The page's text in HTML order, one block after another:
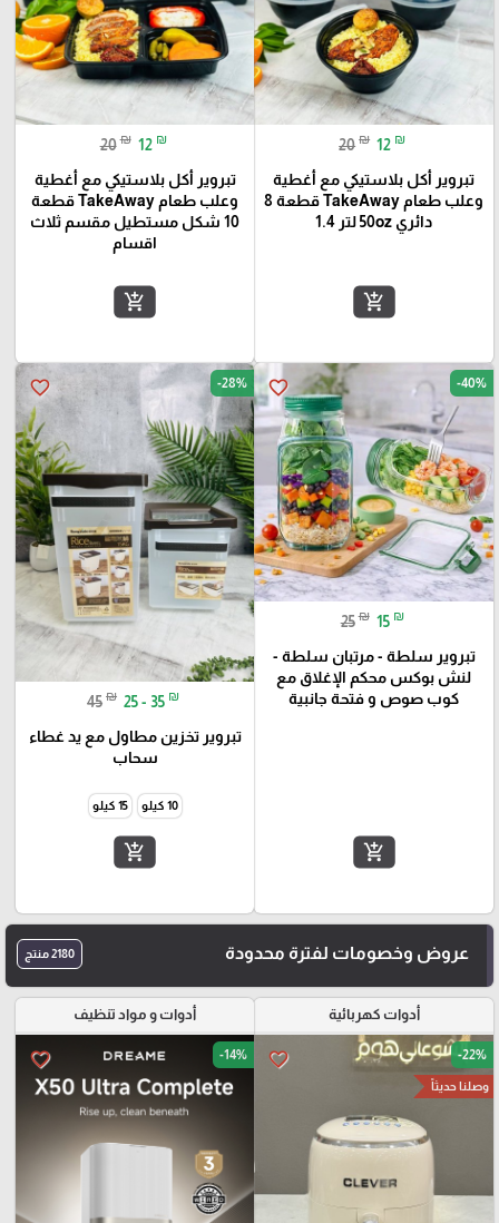
20 ₪ 12 ₪
تبروير أكل بلاستيكي مع أغطية
وعلب طعام TakeAway قطعة 8
دائري 50oz لتر 1.4
add_shopping_cart
20 ₪ 12 ₪
تبروير أكل بلاستيكي مع أغطية
وعلب طعام TakeAway قطعة
10 شكل مستطيل مقسم ثلاث
اقسام
add_shopping_cart
favorite_border -40%
25 ₪ 15 ₪
تبروير سلطة - مرتبان سلطة -
لنش بوكس محكم الإغلاق مع
كوب صوص و فتحة جانبية
add_shopping_cart
favorite_border -28%
45 ₪ 25 - 35 ₪
تبروير تخزين مطاول مع يد غطاء
سحاب
10 كيلو 15 كيلو
add_shopping_cart
عروض وخصومات لفترة محدودة 2180 منتج
أدوات كهربائية
favorite_border -22%
وصلنا حديثاً
أدوات و مواد تنظيف
favorite_border -14%